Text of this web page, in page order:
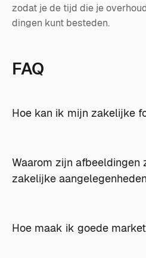
zodat je de tijd die je
dingen kunt besteden.
FAQ
Hoe kan ik mijn zakelijke
Waarom zijn afbeeldingen
zakelijke
Hoe maak ik goede